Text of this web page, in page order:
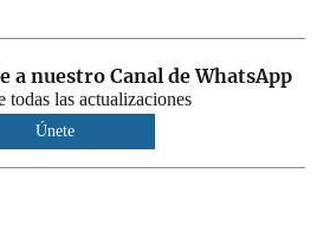
a nuestro Canal de WhatsApp
todas las actualizaciones
Únete